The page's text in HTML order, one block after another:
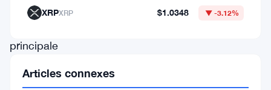
Bitcoin,
principale
XRPXRP $1.0348 ▼ -3.12%
Articles connexes